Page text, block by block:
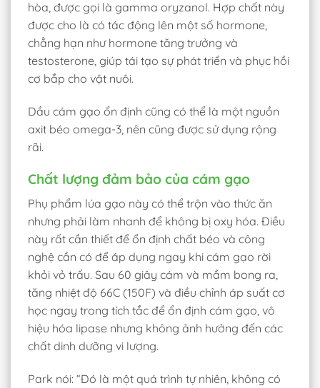
hòa, được gọi là gamma oryzanol. Hợp chất này
được cho là có tác động lên một số hormone,
chẳng hạn như hormone tăng trưởng và
testosterone, giúp tái tạo sự phát triển và phục hồi
cơ bắp cho vật nuôi.
Dầu cám gạo ổn định cũng có thể là một nguồn
axit béo omega-3, nên cũng được sử dụng rộng
rãi.
Chất lượng đảm bảo của cám gạo
Phụ phẩm lúa gạo này có thể trộn vào thức ăn
nhưng phải làm nhanh để không bị oxy hóa. Điều
này rất cần thiết để ổn định chất béo và công
nghệ cần có để áp dụng ngay khi cám gạo rời
khỏi vỏ trấu. Sau 60 giây cám và mầm bong ra,
tăng nhiệt độ 66C (150F) và điều chỉnh áp suất cơ
học ngay trong tích tắc để ổn định cám gạo, vô
hiệu hóa lipase nhưng không ảnh hưởng đến các
chất dinh dưỡng vi lượng.
Park nói: “Đó là một quá trình tự nhiên, không có